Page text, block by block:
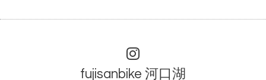
fujisanbike 河口湖